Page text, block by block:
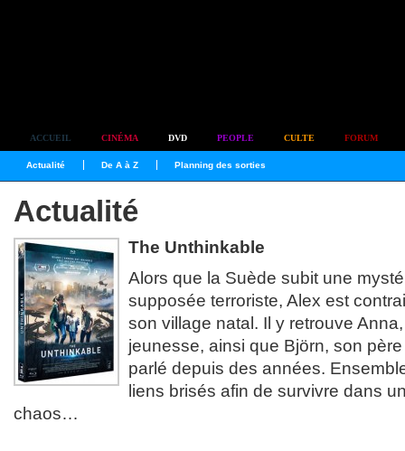
ACCUEIL CINÉMA DVD PEOPLE CULTE FORUM
Actualité De A à Z Planning des sorties
Actualité
The Unthinkable
Alors que la Suède subit une
supposée terroriste, Alex est
son village natal. Il y retrouve
jeunesse, ainsi que Björn, son
parlé depuis des années.
liens brisés afin de survivre dans
chaos…